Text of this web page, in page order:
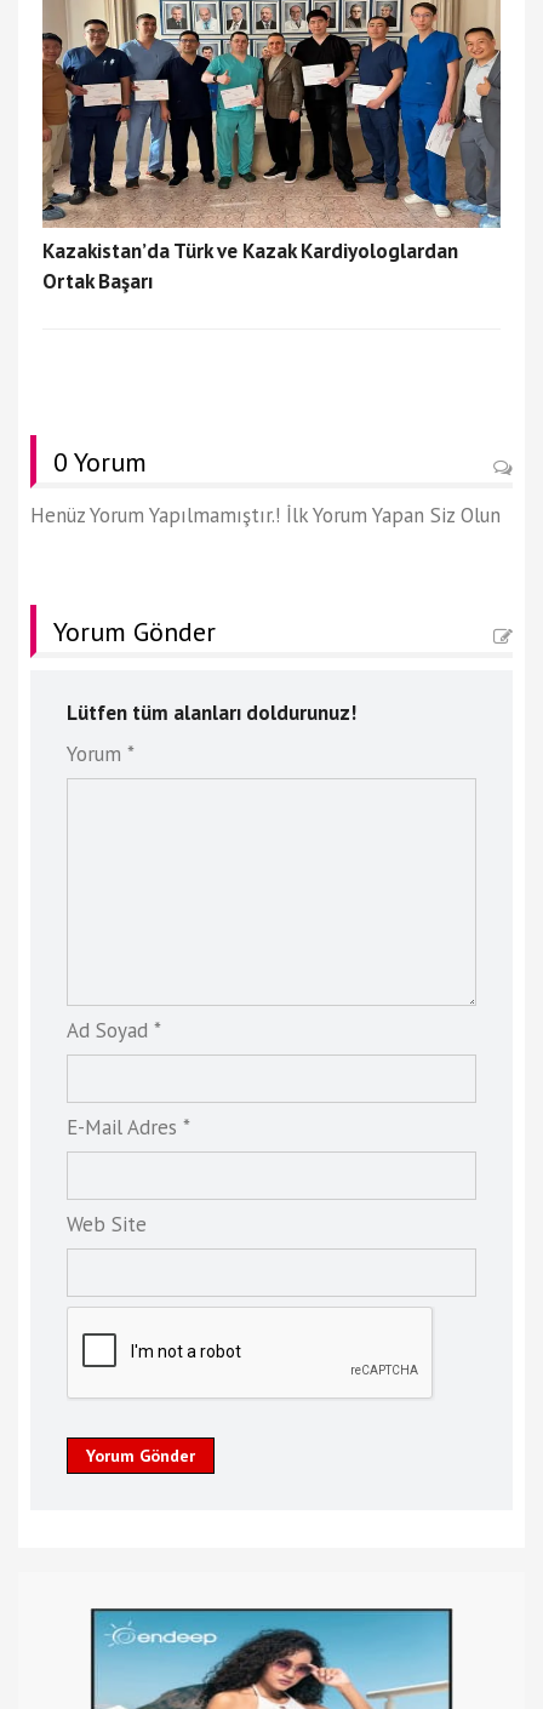
Kazakistan’da Türk ve Kazak Kardiyologlardan
Ortak Başarı
0 Yorum
Henüz Yorum Yapılmamıştır.! İlk Yorum Yapan Siz Olun
Yorum Gönder
Lütfen tüm alanları doldurunuz!
Yorum *
Ad Soyad *
E-Mail Adres *
Web Site
Yorum Gönder